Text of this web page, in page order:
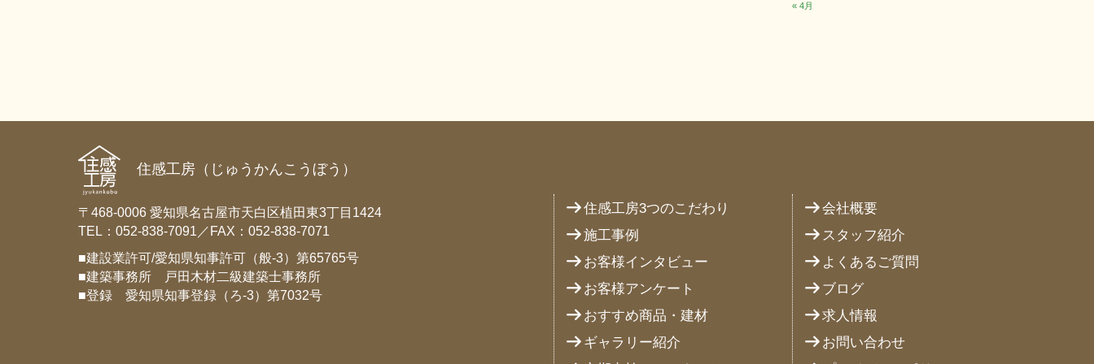
« 4月
住感工房（じゅうかんこうぼう）
〒468-0006 愛知県名古屋市天白区植田東3丁目1424
TEL：052-838-7091／FAX：052-838-7071
■建設業許可/愛知県知事許可（般-3）第65765号
■建築事務所 戸田木材二級建築士事務所
■登録 愛知県知事登録（ろ-3）第7032号
住感工房3つのこだわり
施工事例
お客様インタビュー
お客様アンケート
おすすめ商品・建材
ギャラリー紹介
会社概要
スタッフ紹介
よくあるご質問
ブログ
求人情報
お問い合わせ